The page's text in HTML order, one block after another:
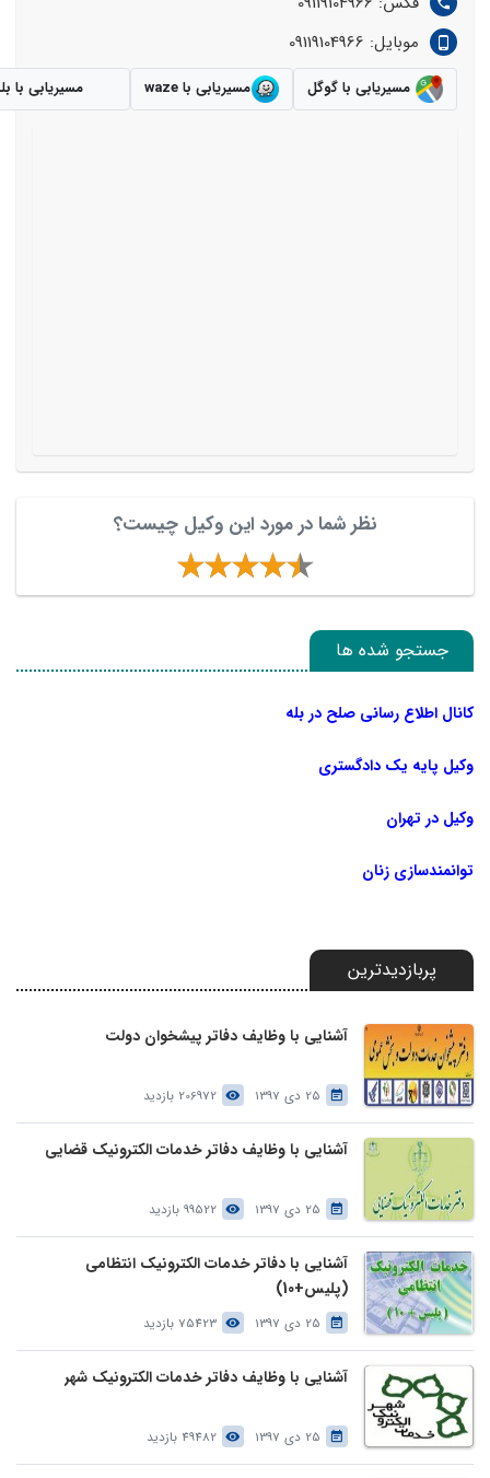
موبایل: 09119104966
مسیریابی با گوگل مسیریابی با waze مسیریابی با
نظر شما در مورد این وکیل چیست؟
جستجو شده ها
کانال اطلاع رسانی صلح در بله
وکیل پایه یک دادگستری
وکیل در تهران
توانمندسازی زنان
پربازدیدترین
آشنایی با وظایف دفاتر پیشخوان دولت
25 دی 1397 206972 بازدید
آشنایی با وظایف دفاتر خدمات الکترونیک قضایی
25 دی 1397 99522 بازدید
آشنایی با دفاتر خدمات الکترونیک انتظامی
(پلیس+10)
25 دی 1397 75423 بازدید
آشنایی با وظایف دفاتر خدمات الکترونیک شهر
25 دی 1397 49482 بازدید